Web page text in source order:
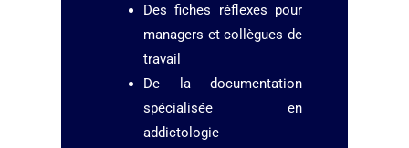
Des fiches réflexes pour
managers et collègues de
travail
De la documentation
spécialisée en
addictologie